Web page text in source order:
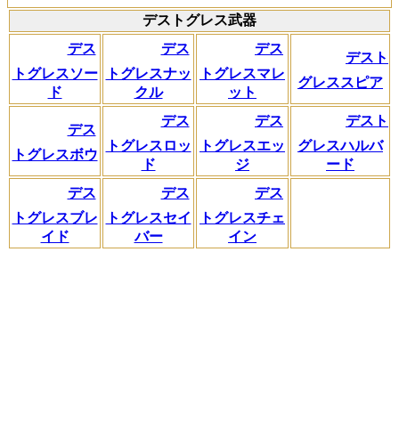
デストグレス武器
デス
トグレスソー
ド
デス
トグレスナッ
クル
デス
トグレスマレ
ット
デスト
グレススピア
デス
トグレスボウ
デス
トグレスロッ
ド
デス
トグレスエッ
ジ
デスト
グレスハルバ
ード
デス
トグレスブレ
イド
デス
トグレスセイ
バー
デス
トグレスチェ
イン